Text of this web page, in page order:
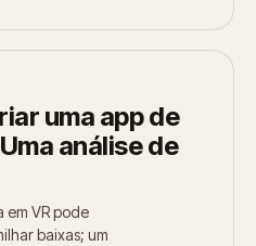
uma app de
análise de
em VR pode
baixas; um